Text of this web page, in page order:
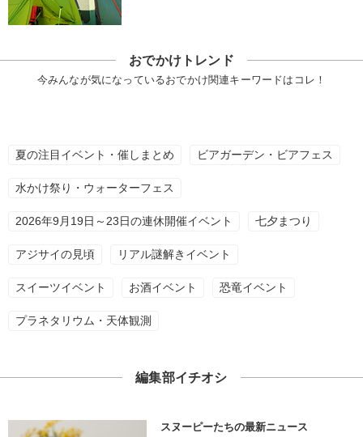
おでかけトレンド
今みんなが気になっているおでかけ関連キーワードはコレ！
夏の注目イベント・催しまとめ ビアガーデン・ビアフェス
水かけ祭り・ウォーターフェス
2026年9月19日～23日の連休開催イベント 七夕まつり
アジサイの見頃 リアル謎解きイベント
スイーツイベント お酒イベント 恐竜イベント
プラネタリウム・天体観測
編集部イチオシ
スヌーピーたちの最新ニュース